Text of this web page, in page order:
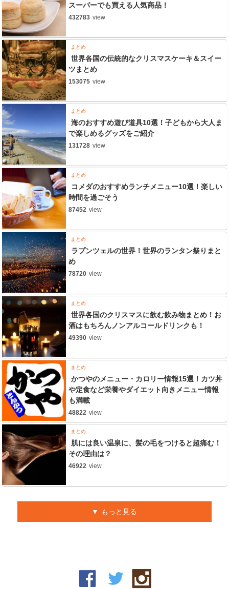
スーパーでも買える人気商品！
432783 view
まとめ
世界各国の伝統的なクリスマスケーキ＆スイー
ツまとめ
153075 view
まとめ
海のおすすめ遊び道具10選！子どもから大人ま
で楽しめるグッズをご紹介
131728 view
まとめ
コメダのおすすめランチメニュー10選！楽しい
時間を過ごそう
87452 view
まとめ
ラプンツェルの世界！世界のランタン祭りまと
め
78720 view
まとめ
世界各国のクリスマスに飲む飲み物まとめ！お
酒はもちろんノンアルコールドリンクも！
49390 view
まとめ
かつやのメニュー・カロリー情報15選！カツ丼
や定食など栄養やダイエット向きメニュー情報
も満載
48822 view
まとめ
肌には良い温泉に、髪の毛をつけると超痛む！
その理由は？
46922 view
もっと見る